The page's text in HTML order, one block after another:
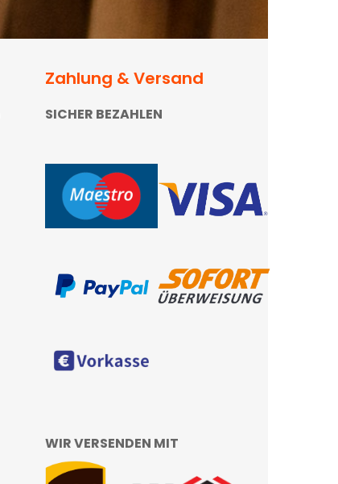
Zahlung & Versand
SICHER BEZAHLEN
WIR VERSENDEN MIT